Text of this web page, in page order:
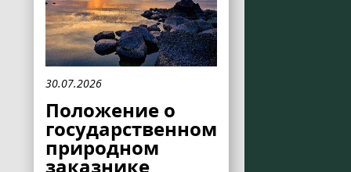
30.07.2026
Положение о
государственном
природном
заказнике